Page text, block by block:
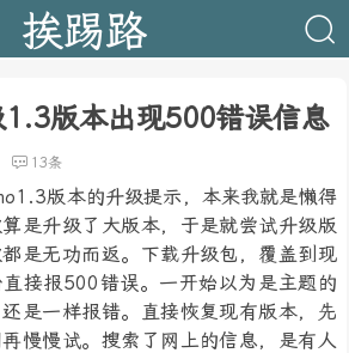
挨踢路
版本出现500错误信息
13条
版本的升级提示，本来我就是懒得
是升级了大版本，于是就尝试升级版
是无功而返。下载升级包，覆盖到现
接报500错误。一开始以为是主题的
是一样报错。直接恢复现有版本，先
慢慢试。搜索了网上的信息，是有人